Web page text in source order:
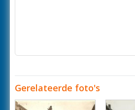
Gerelateerde foto's